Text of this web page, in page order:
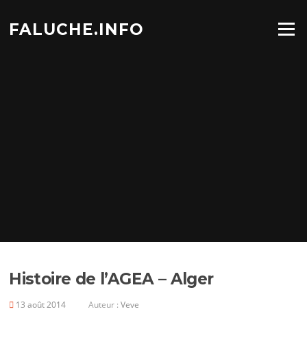
contenu
FALUCHE.INFO Menu
Histoire de l’AGEA – Alger
13 août 2014 Auteur :Veve